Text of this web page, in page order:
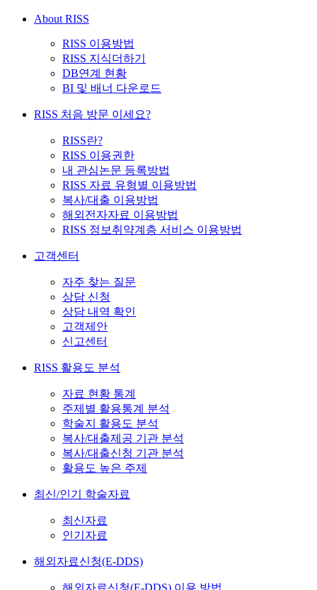
About RISS
RISS 이용방법
RISS 지식더하기
DB연계 현황
BI 및 배너 다운로드
RISS 처음 방문 이세요?
RISS란?
RISS 이용권한
내 관심논문 등록방법
RISS 자료 유형별 이용방법
복사/대출 이용방법
해외전자자료 이용방법
RISS 정보취약계층 서비스 이용방법
고객센터
자주 찾는 질문
상담 신청
상담 내역 확인
고객제안
신고센터
RISS 활용도 분석
자료 현황 통계
주제별 활용통계 분석
학술지 활용도 분석
복사/대출제공 기관 분석
복사/대출신청 기관 분석
활용도 높은 주제
최신/인기 학술자료
최신자료
인기자료
해외자료신청(E-DDS)
해외자료신청(E-DDS) 이용 방법